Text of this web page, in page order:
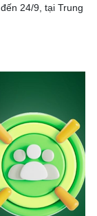
24/9, tại Trung